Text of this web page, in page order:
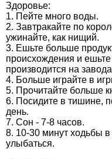
Здоровье:
1. Пейте много воды.
2. Завтракайте по
ужинайте, как нищий.
3. Ешьте больше
происхождения и
производится на
4. Больше играйте в
5. Прочитайте больше
6. Посидите в тишине,
день.
7. Сон - 7-8 часов.
8. 10-30 минут ходьбы
улыбаться.